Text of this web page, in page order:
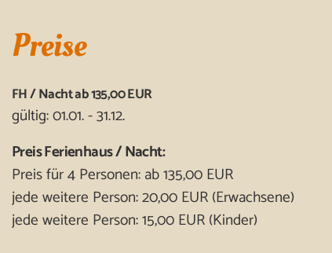
Preise
FH / Nacht ab 135,00 EUR
gültig: 01.01. - 31.12.
Preis Ferienhaus / Nacht:
Preis für 4 Personen: ab 135,00 EUR
jede weitere Person: 20,00 EUR (Erwachsene)
jede weitere Person: 15,00 EUR (Kinder)